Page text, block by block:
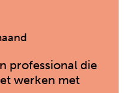
professional die
werken met